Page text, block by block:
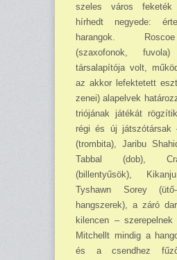
szeles város
hírhedt negyede:
harangok.
(szaxofonok,
társalapítója volt,
az akkor lefektetett
zenei) alapelvek
triójának játékát
régi és új játszótársak
(trombita), Jaribu
Tabbal (dob),
(billentyűsök),
Tyshawn Sorey
hangszerek), a záró
kilencen –
Mitchellt mindig a
és a csendhez